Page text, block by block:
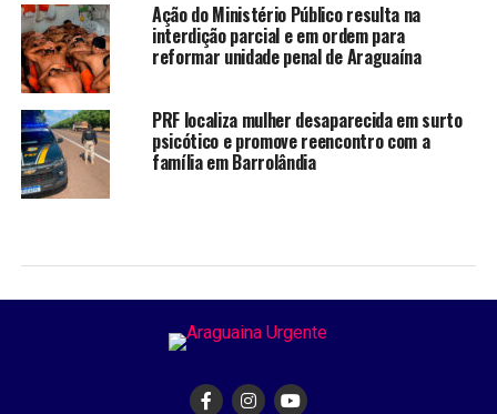
Ação do Ministério Público resulta na
interdição parcial e em ordem para
reformar unidade penal de Araguaína
PRF localiza mulher desaparecida em surto
psicótico e promove reencontro com a
família em Barrolândia